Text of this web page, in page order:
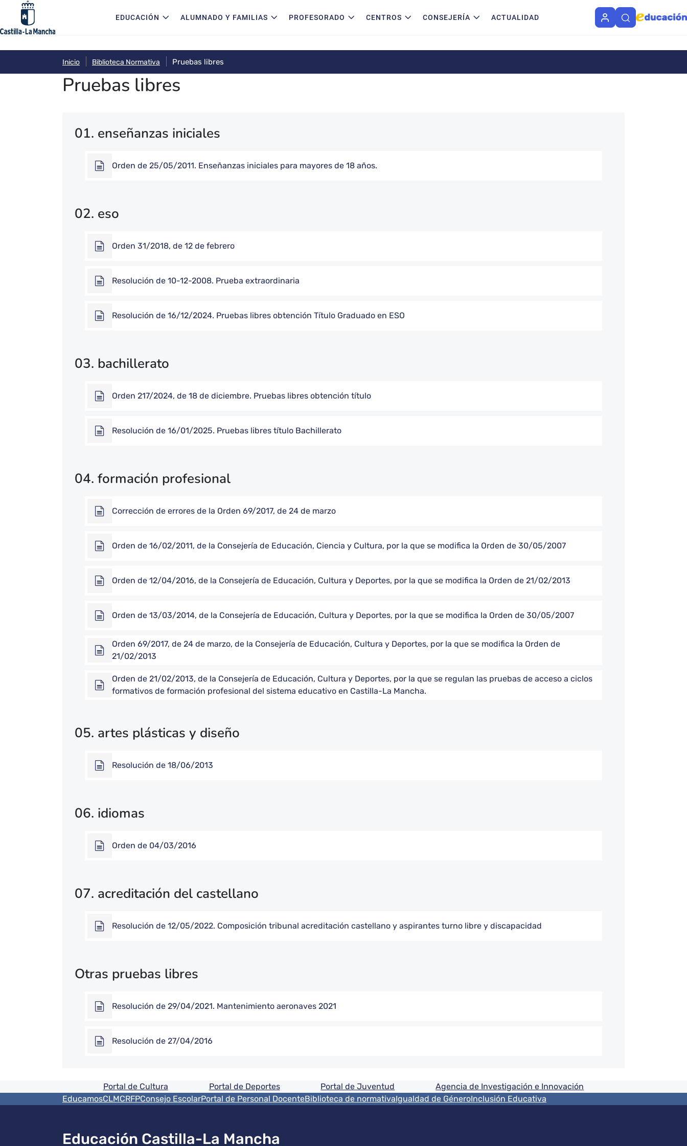
Pasar al contenido principalNavegación principal
EDUCACIÓN ALUMNADO Y FAMILIAS PROFESORADO CENTROS CONSEJERÍA ACTUALIDAD
Inicio Biblioteca Normativa Pruebas libres
Pruebas libres
01. enseñanzas iniciales
Orden de 25/05/2011. Enseñanzas iniciales para mayores de 18 años.
02. eso
Orden 31/2018, de 12 de febrero
Resolución de 10-12-2008. Prueba extraordinaria
Resolución de 16/12/2024. Pruebas libres obtención Título Graduado en ESO
03. bachillerato
Orden 217/2024, de 18 de diciembre. Pruebas libres obtención título
Resolución de 16/01/2025. Pruebas libres título Bachillerato
04. formación profesional
Corrección de errores de la Orden 69/2017, de 24 de marzo
Orden de 16/02/2011, de la Consejería de Educación, Ciencia y Cultura, por la que se modifica la Orden de 30/05/2007
Orden de 12/04/2016, de la Consejería de Educación, Cultura y Deportes, por la que se modifica la Orden de 21/02/2013
Orden de 13/03/2014, de la Consejería de Educación, Cultura y Deportes, por la que se modifica la Orden de 30/05/2007
Orden 69/2017, de 24 de marzo, de la Consejería de Educación, Cultura y Deportes, por la que se modifica la Orden de
21/02/2013
Orden de 21/02/2013, de la Consejería de Educación, Cultura y Deportes, por la que se regulan las pruebas de acceso a ciclos
formativos de formación profesional del sistema educativo en Castilla-La Mancha.
05. artes plásticas y diseño
Resolución de 18/06/2013
06. idiomas
Orden de 04/03/2016
07. acreditación del castellano
Resolución de 12/05/2022. Composición tribunal acreditación castellano y aspirantes turno libre y discapacidad
Otras pruebas libres
Resolución de 29/04/2021. Mantenimiento aeronaves 2021
Resolución de 27/04/2016
Pie de pagina información
Portal de Cultura Portal de Deportes Portal de Juventud Agencia de Investigación e Innovación
Menú del pie
EducamosCLMCRFPConsejo EscolarPortal de Personal DocenteBiblioteca de normativaIgualdad de GéneroInclusión Educativa
Educación Castilla-La Mancha